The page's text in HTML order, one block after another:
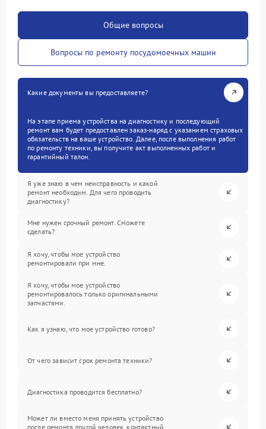
Общие вопросы
Вопросы по ремонту посудомоечных машин
Какие документы вы предоставляете?
На этапе приема устройства на диагностику и последующий
ремонт вам будет предоставлен заказ-наряд с указанием страховых
обязательств на ваше устройство. Далее, после выполнения работ
по ремонту техники, вы получите акт выполненных работ и
гарантийный талон.
Я уже знаю в чем неисправность и какой
ремонт необходим. Для чего проводить
диагностику?
Мне нужен срочный ремонт. Сможете
сделать?
Я хочу, чтобы мое устройство
ремонтировали при мне.
Я хочу, чтобы мое устройство
ремонтировалось только оригинальными
запчастями.
Как я узнаю, что мое устройство готово?
От чего зависит срок ремонта техники?
Диагностика проводится бесплатно?
Может ли вместо меня принять устройство
после ремонта другой человек, контактный